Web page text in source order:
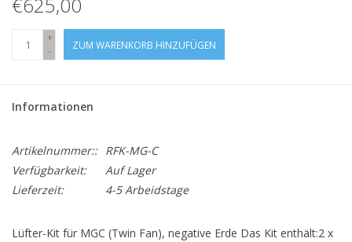
€625,00
+
-
ZUM WARENKORB HINZUFÜGEN
Informationen
Artikelnummer:: RFK-MG-C
Verfügbarkeit:
Auf Lager
Lieferzeit:
4-5 Arbeidstage
Lüfter-Kit für MGC (Twin Fan), negative Erde Das Kit enthält:2 x